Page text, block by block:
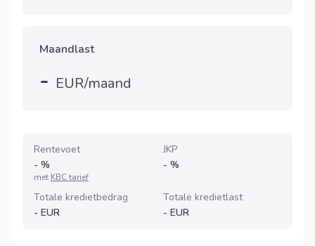
Maandlast
- EUR/maand
Rentevoet
- %
met KBC tarief
JKP
- %
Totale kredietbedrag
- EUR
Totale kredietlast
- EUR